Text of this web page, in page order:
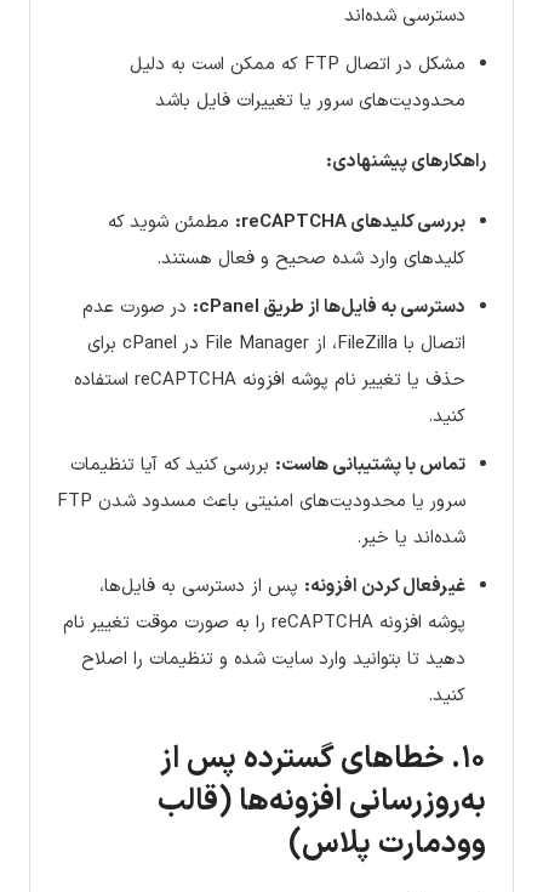
دسترسی شده‌اند
مشکل در اتصال FTP که ممکن است به دلیل
محدودیت‌های سرور یا تغییرات فایل باشد
راهکارهای پیشنهادی:
بررسی کلیدهای reCAPTCHA:
مطمئن شوید که
کلیدهای وارد شده صحیح و فعال هستند.
دسترسی به فایل‌ها از طریق cPanel:
در صورت عدم
اتصال با FileZilla، از File Manager در cPanel برای
حذف یا تغییر نام پوشه افزونه reCAPTCHA استفاده
کنید.
تماس با پشتیبانی هاست: بررسی کنید که آیا تنظیمات
سرور یا محدودیت‌های امنیتی باعث مسدود شدن FTP
شده‌اند یا خیر.
غیرفعال کردن افزونه: پس از دسترسی به فایل‌ها،
پوشه افزونه reCAPTCHA را به صورت موقت تغییر نام
دهید تا بتوانید وارد سایت شده و تنظیمات را اصلاح
کنید.
۱۰. خطاهای گسترده پس از
به‌روزرسانی افزونه‌ها (قالب
وودمارت پلاس)